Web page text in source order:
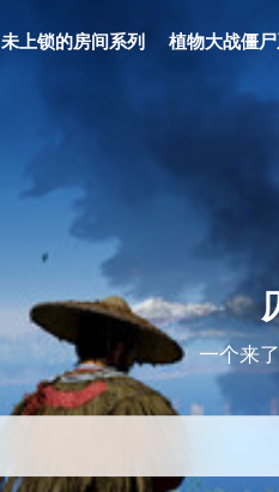
未上锁的房间系列 植物大战僵
一个来